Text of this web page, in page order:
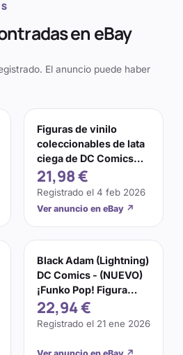
en eBay
El anuncio puede haber
Figuras de vinilo
coleccionables de lata
ciega de DC Comics
serie 2
21,98 €
Registrado el 4 feb 2026
Ver anuncio en eBay ↗
Black Adam (Lightning)
DC Comics - (NUEVO)
¡Funko Pop! Figura
Vinilo Reino Unido
22,94 €
Registrado el 21 ene 2026